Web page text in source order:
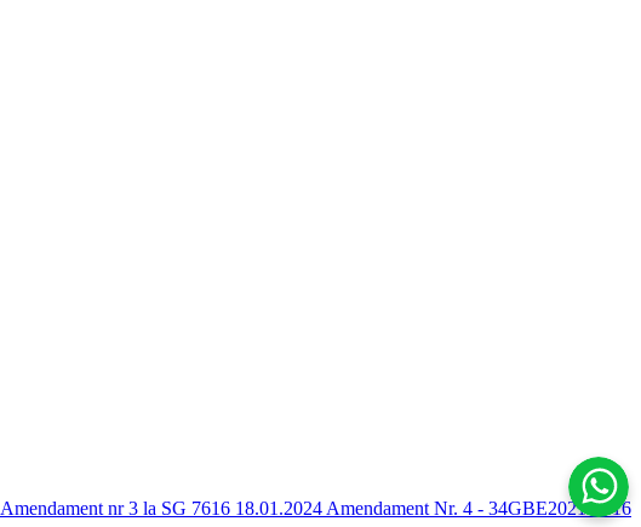
Amendament nr 3 la SG 7616 18.01.2024 Amendament Nr. 4 - 34GBE2021-7616